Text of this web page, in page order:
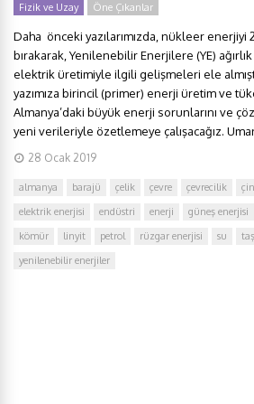
Fizik ve Uzay Öne Çıkanlar
Daha önceki yazılarımızda, nükleer enerjiyi
bırakarak, Yenilenebilir Enerjilere (YE)
elektrik üretimiyle ilgili gelişmeleri ele
yazımıza birincil (primer) enerji üretim ve
Almanya’daki büyük enerji sorunlarını ve
yeni verileriyle özetlemeye çalışacağız.
28 Ocak 2019
almanya barajü çelik çevre çevrecilik çin
elektrik enerjisi
endüstri enerji güneş enerjisi
kömür
linyit petrol rüzgar enerjisi su
yenilenebilir enerjiler